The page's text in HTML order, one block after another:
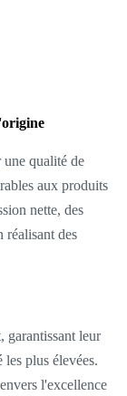
qualité de
aux produits
nette, des
réalisant des
garantissant leur
plus élevées.
l'excellence